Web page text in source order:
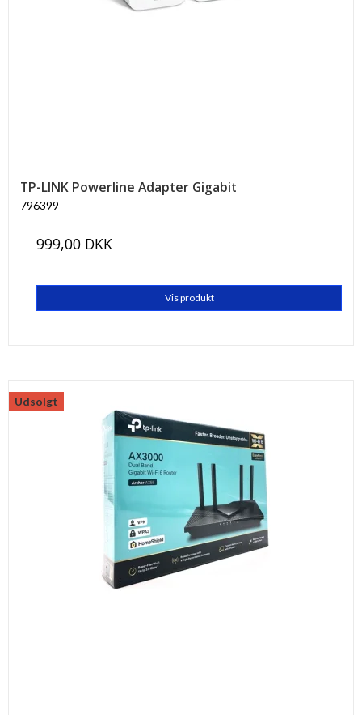
TP-LINK Powerline Adapter Gigabit
796399
999,00 DKK
Vis produkt
Udsolgt